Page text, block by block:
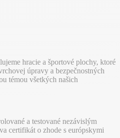
hracie a športové plochy, ktoré
úpravy a bezpečnostných
témou všetkých našich
a testované nezávislým
certifikát o zhode s európskymi